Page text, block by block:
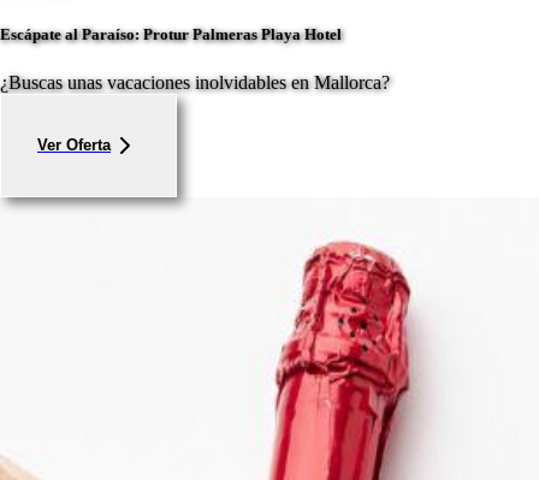
Escápate al Paraíso: Protur Palmeras Playa Hotel
¿Buscas unas vacaciones inolvidables en Mallorca?
Ver Oferta